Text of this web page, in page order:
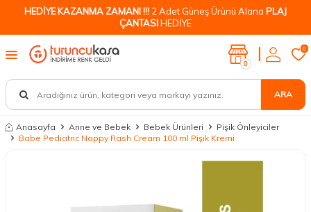
HEDİYE KAZANMA ZAMANI !!! 2 Adet Güneş Ürünü Alana PLAJ
ÇANTASIHEDİYE
ARA
0
0
Anasayfa Anne ve Bebek Bebek Ürünleri
Pişik Önleyiciler
Babe Pediatric Nappy Rash Cream 100 ml Pişik Kremi